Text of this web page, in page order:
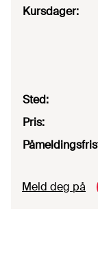
Kursdager:
Sted:
Pris:
Meld deg på